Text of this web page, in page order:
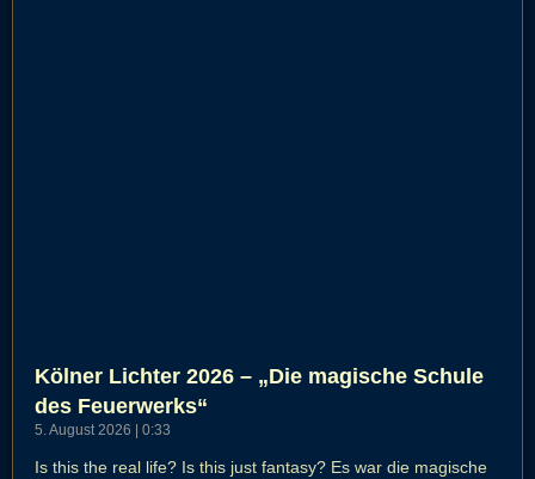
Kölner Lichter 2026 – „Die magische Schule
des Feuerwerks“
5. August 2026 0:33
Is this the real life? Is this just fantasy? Es war die magische